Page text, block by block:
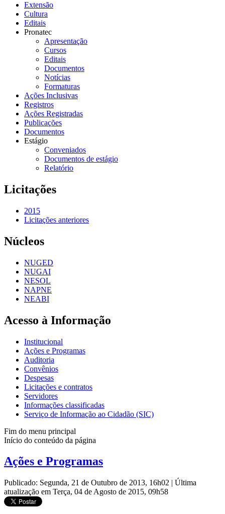
Extensão
Cultura
Editais
Pronatec
Apresentação
Cursos
Editais
Documentos
Notícias
Formaturas
Ações Inclusivas
Registros
Ações Registradas
Publicações
Documentos
Estágio
Conveniados
Documentos de estágio
Relatório
Licitações
2015
Licitações anteriores
Núcleos
NUGED
NUGAI
NESOL
NAPNE
NEABI
Acesso à Informação
Institucional
Ações e Programas
Auditoria
Convênios
Despesas
Licitações e contratos
Servidores
Informações classificadas
Serviço de Informação ao Cidadão (SIC)
Fim do menu principal
Início do conteúdo da página
Ações e Programas
Publicado: Segunda, 21 de Outubro de 2013, 16h02 | Última
atualização em Terça, 04 de Agosto de 2015, 09h58